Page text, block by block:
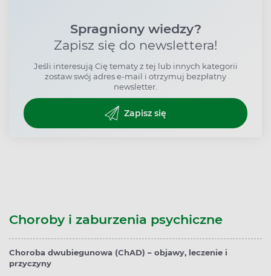
Spragniony wiedzy?
Zapisz się do newslettera!
Jeśli interesują Cię tematy z tej lub innych kategorii
zostaw swój adres e-mail i otrzymuj bezpłatny
newsletter.
Zapisz się
Choroby i zaburzenia psychiczne
Choroba dwubiegunowa (ChAD) – objawy, leczenie i
przyczyny